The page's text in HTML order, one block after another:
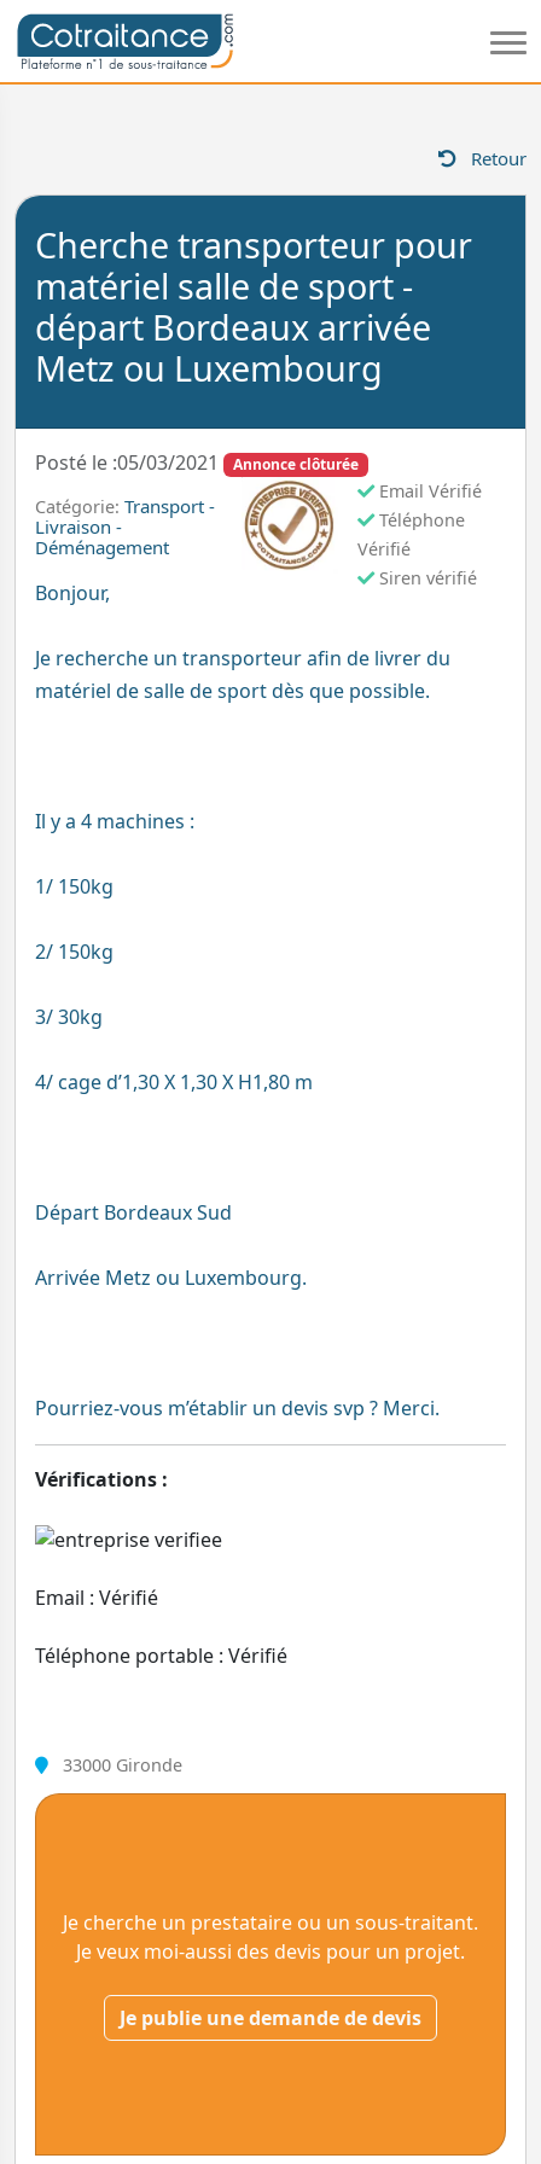
Retour
Cherche transporteur pour
matériel salle de sport -
départ Bordeaux arrivée
Metz ou Luxembourg
Posté le :05/03/2021 Annonce clôturée
Email Vérifié
Téléphone
Vérifié
Siren vérifié
Catégorie: Transport -
Livraison -
Déménagement
Bonjour,
Je recherche un transporteur afin de livrer du
matériel de salle de sport dès que possible.
Il y a 4 machines :
1/ 150kg
2/ 150kg
3/ 30kg
4/ cage d’1,30 X 1,30 X H1,80 m
Départ Bordeaux Sud
Arrivée Metz ou Luxembourg.
Pourriez-vous m’établir un devis svp ? Merci.
Vérifications :
Email : Vérifié
Téléphone portable : Vérifié
33000 Gironde
Je cherche un prestataire ou un sous-traitant.
Je veux moi-aussi des devis pour un projet.
Je publie une demande de devis